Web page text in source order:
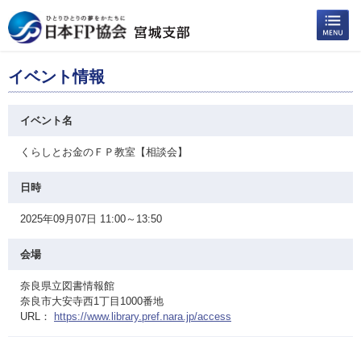
イベント情報
イベント名
くらしとお金のＦＰ教室【相談会】
日時
2025年09月07日 11:00～13:50
会場
奈良県立図書情報館
奈良市大安寺西1丁目1000番地
URL：
https://www.library.pref.nara.jp/access